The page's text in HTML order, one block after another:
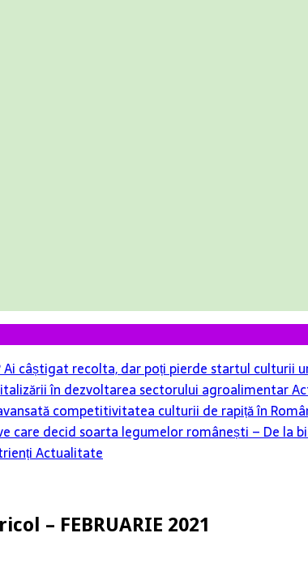
Ai câștigat recolta, dar poți pierde startul culturii
în dezvoltarea sectorului agroalimentar
competitivitatea culturii de rapiță în
care decid soarta legumelor românești – De la
Actualitate
– FEBRUARIE 2021